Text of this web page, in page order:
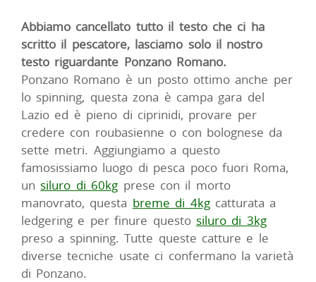
Abbiamo cancellato tutto il testo che ci ha
scritto il pescatore, lasciamo solo il nostro
testo riguardante Ponzano Romano.
Ponzano Romano è un posto ottimo anche per
lo spinning, questa zona è campa gara del
Lazio ed è pieno di ciprinidi, provare per
credere con roubasienne o con bolognese da
sette metri. Aggiungiamo a questo
famosissiamo luogo di pesca poco fuori Roma,
un siluro di 60kg prese con il morto
manovrato, questa breme di 4kgcatturata a
ledgering e per finure questo siluro di 3kg
preso a spinning. Tutte queste catture e le
diverse tecniche usate ci confermano la varietà
di Ponzano.